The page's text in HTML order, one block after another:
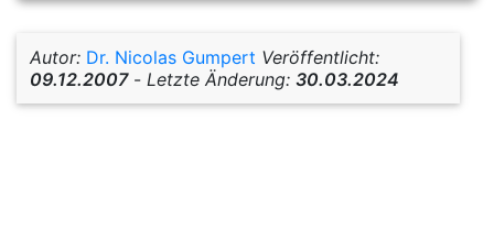
Autor: Dr. Nicolas Gumpert Veröffentlicht:
09.12.2007- Letzte Änderung: 30.03.2024